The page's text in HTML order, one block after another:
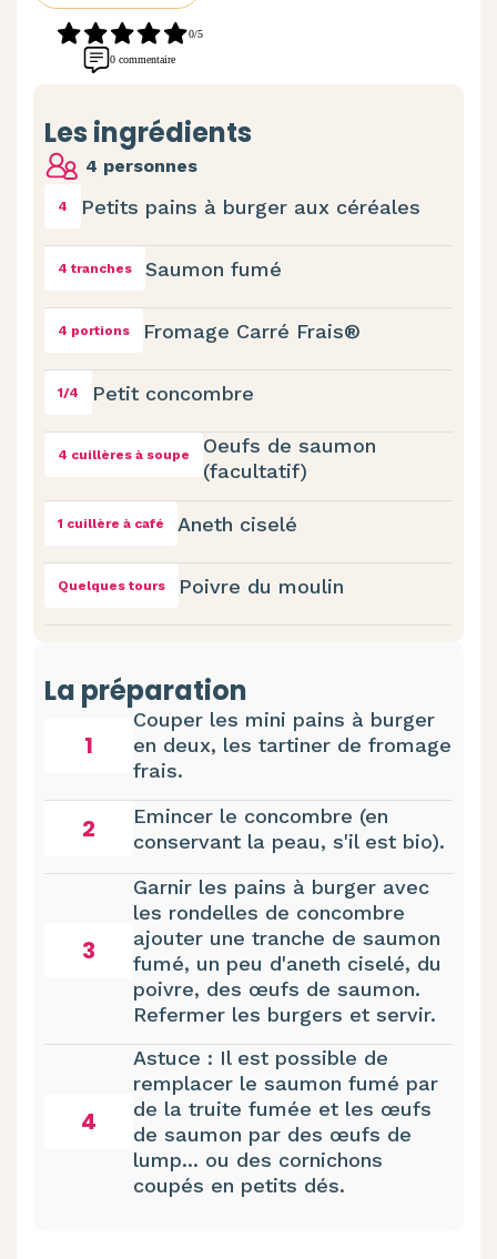
0/5
0 commentaire
Les ingrédients
4 personnes
4 Petits pains à burger aux céréales
4 tranches Saumon fumé
4 portions Fromage Carré Frais®
1/4 Petit concombre
4 cuillères à soupe
Oeufs de saumon
(facultatif)
1 cuillère à café Aneth ciselé
Quelques tours Poivre du moulin
La préparation
1
Couper les mini pains à burger
en deux, les tartiner de fromage
frais.
2
Emincer le concombre (en
conservant la peau, s'il est bio).
3
Garnir les pains à burger avec
les rondelles de concombre
ajouter une tranche de saumon
fumé, un peu d'aneth ciselé, du
poivre, des œufs de saumon.
Refermer les burgers et servir.
4
Astuce : Il est possible de
remplacer le saumon fumé par
de la truite fumée et les œufs
de saumon par des œufs de
lump... ou des cornichons
coupés en petits dés.